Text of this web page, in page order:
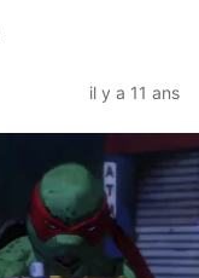
il y a 11 ans